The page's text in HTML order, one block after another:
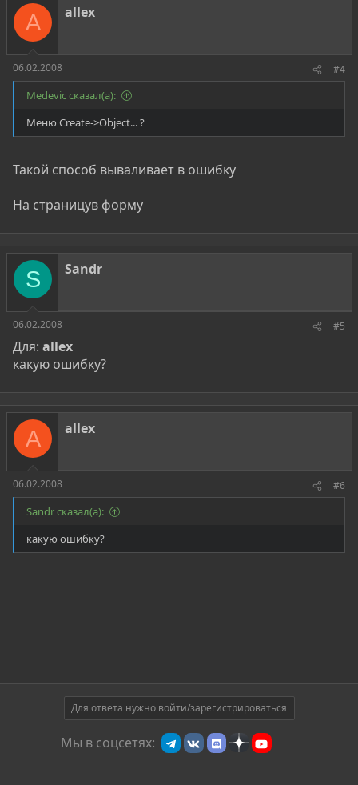
A allex
06.02.2008 #4
Medevic сказал(а):
Меню Create->Object... ?
Такой способ вываливает в ошибку
На страницув форму
S Sandr
06.02.2008 #5
Для: allex
какую ошибку?
A allex
06.02.2008 #6
Sandr сказал(а):
какую ошибку?
Для ответа нужно войти/зарегистрироваться
Мы в соцсетях: